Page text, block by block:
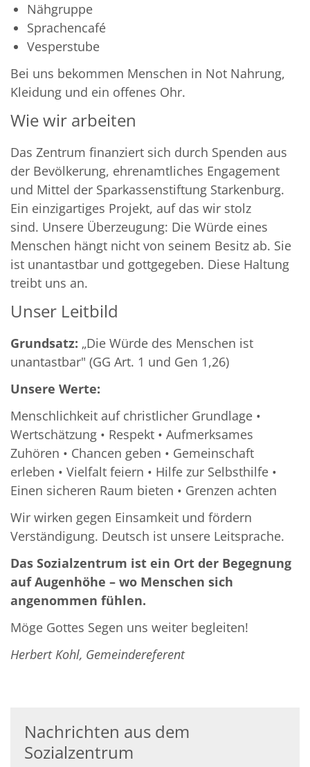
Nähgruppe
Sprachencafé
Vesperstube
Bei uns bekommen Menschen in Not Nahrung,
Kleidung und ein offenes Ohr.
Wie wir arbeiten
Das Zentrum finanziert sich durch Spenden aus
der Bevölkerung, ehrenamtliches Engagement
und Mittel der Sparkassenstiftung Starkenburg.
Ein einzigartiges Projekt, auf das wir stolz
sind. Unsere Überzeugung: Die Würde eines
Menschen hängt nicht von seinem Besitz ab. Sie
ist unantastbar und gottgegeben. Diese Haltung
treibt uns an.
Unser Leitbild
Grundsatz: „Die Würde des Menschen ist
unantastbar" (GG Art. 1 und Gen 1,26)
Unsere Werte:
Menschlichkeit auf christlicher Grundlage •
Wertschätzung • Respekt • Aufmerksames
Zuhören • Chancen geben • Gemeinschaft
erleben • Vielfalt feiern • Hilfe zur Selbsthilfe •
Einen sicheren Raum bieten • Grenzen achten
Wir wirken gegen Einsamkeit und fördern
Verständigung. Deutsch ist unsere Leitsprache.
Das Sozialzentrum ist ein Ort der Begegnung
auf Augenhöhe – wo Menschen sich
angenommen fühlen.
Möge Gottes Segen uns weiter begleiten!
Herbert Kohl, Gemeindereferent
Nachrichten aus dem
Sozialzentrum